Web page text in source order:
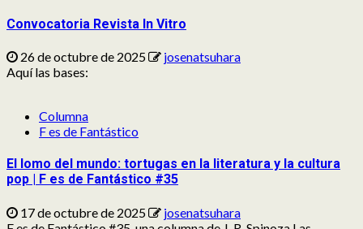
Convocatoria Revista In Vitro
26 de octubre de 2025
josenatsuhara
Aquí las bases:
Columna
F es de Fantástico
El lomo del mundo: tortugas en la literatura y la cultura
pop | F es de Fantástico #35
17 de octubre de 2025
josenatsuhara